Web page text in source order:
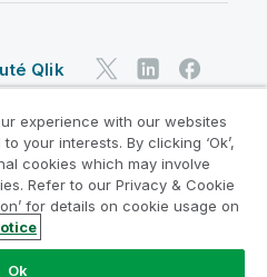
Qlik
produits
légales
Marques
experience with our websites
your interests. By clicking ‘Ok’,
cookies which may involve
Refer to our Privacy & Cookie
for details on cookie usage on
Ok